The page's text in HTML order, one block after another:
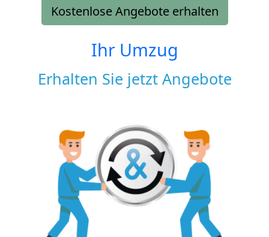
Kostenlose Angebote erhalten
Ihr Umzug
Erhalten Sie jetzt Angebote